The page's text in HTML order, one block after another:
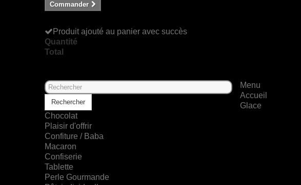
Commander
Produit ajouté au panier avec succès
Quantité
Total
Rechercher
Menu
Accueil
Glace
Chocolat
Plaisir d'offrir
Confiture / Baba
Macaron
Confiserie
Tablette
Perle Gourmande